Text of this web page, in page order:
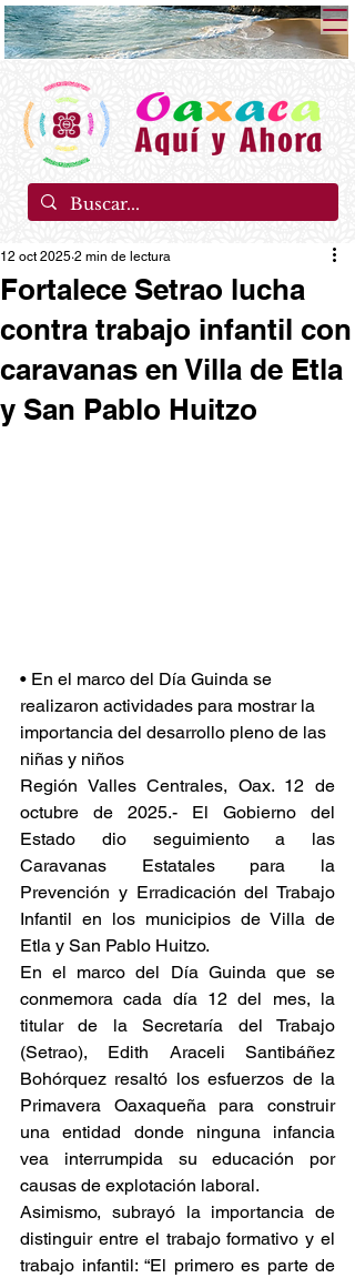
Fortalece Setrao lucha
contra trabajo infantil con
caravanas en Villa de Etla
y San Pablo Huitzo
12 oct 2025 2 min de lectura
• En el marco del Día Guinda se
realizaron actividades para mostrar la
importancia del desarrollo pleno de las
niñas y niños
Región Valles Centrales, Oax. 12 de
octubre de 2025.- El Gobierno del
Estado dio seguimiento a las
Caravanas Estatales para la
Prevención y Erradicación del Trabajo
Infantil en los municipios de Villa de
Etla y San Pablo Huitzo.
En el marco del Día Guinda que se
conmemora cada día 12 del mes, la
titular de la Secretaría del Trabajo
(Setrao), Edith Araceli Santibáñez
Bohórquez resaltó los esfuerzos de la
Primavera Oaxaqueña para construir
una entidad donde ninguna infancia
vea interrumpida su educación por
causas de explotación laboral.
Asimismo, subrayó la importancia de
distinguir entre el trabajo formativo y el
trabajo infantil: “El primero es parte de